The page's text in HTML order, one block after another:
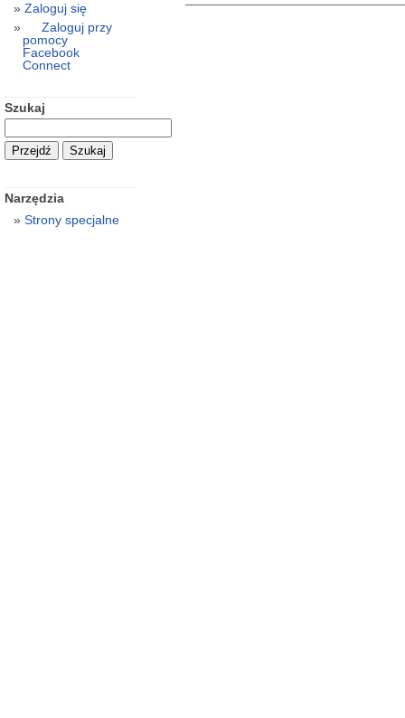
Zaloguj się
Zaloguj przy
pomocy
Facebook
Connect
Szukaj
Narzędzia
Strony specjalne